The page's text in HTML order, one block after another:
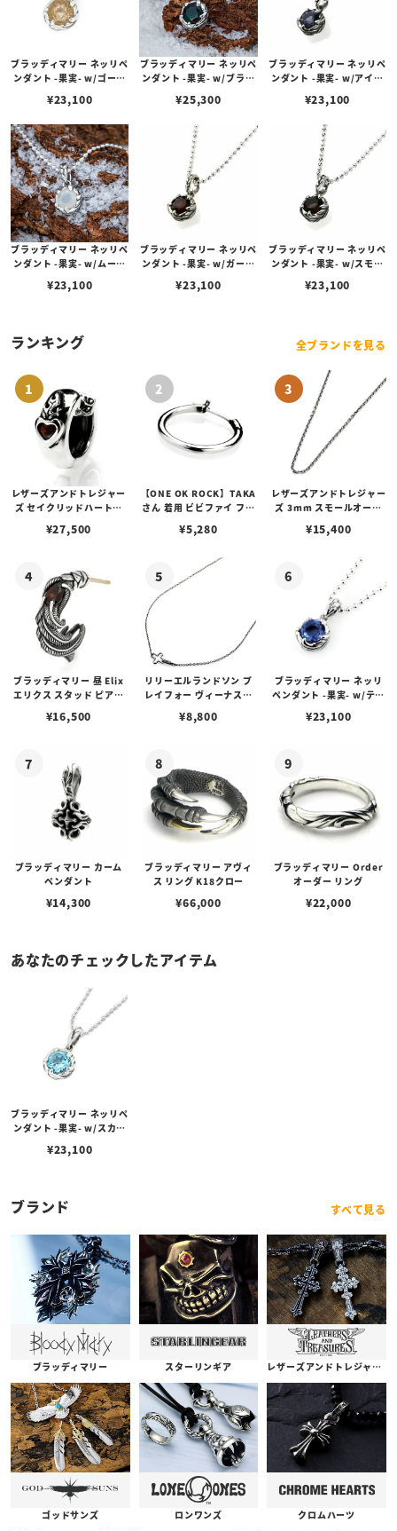
ブラッディマリー ネッリペ
ンダント -果実- w/ゴール
¥23,100
ブラッディマリー ネッリペ
ンダント -果実- w/ブラッ
¥25,300
ブラッディマリー ネッリペ
ンダント -果実- w/アイオ
¥23,100
ブラッディマリー ネッリペ
ンダント -果実- w/ムーン
¥23,100
ブラッディマリー ネッリペ
ンダント -果実- w/ガーネ
¥23,100
ブラッディマリー ネッリペ
ンダント -果実- w/スモー
¥23,100
ランキング 全ブランドを見る
レザーズアンドトレジャー
ズ セイクリッドハートピ
¥27,500
【ONE OK ROCK】TAKA
さん 着用 ビビファイ フー
¥5,280
レザーズアンドトレジャー
ズ 3mm スモールオーバ
ブスタークラスプ＆LTロ
¥15,400
ブラッディマリー 昼 Elix
エリクス スタッド ピアス
¥16,500
リリーエルランドソン プ
レイフォー ヴィーナスチ
¥8,800
ブラッディマリー ネッリ
ペンダント -果実- w/ティ
¥23,100
ブラッディマリー カーム
ペンダント
¥14,300
ブラッディマリー アヴィ
ス リング K18クロー
¥66,000
ブラッディマリー Order
オーダー リング
¥22,000
あなたのチェックしたアイテム
ブラッディマリー ネッリペ
ンダント -果実- w/スカイ
¥23,100
ブランド すべて見る
ブラッディマリー スターリンギア レザーズアンドトレジャーズ
ゴッドサンズ ロンワンズ クロムハーツ